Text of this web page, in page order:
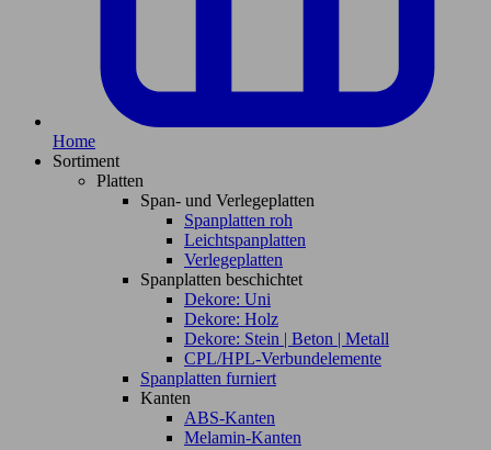
Home
Sortiment
Platten
Span- und Verlegeplatten
Spanplatten roh
Leichtspanplatten
Verlegeplatten
Spanplatten beschichtet
Dekore: Uni
Dekore: Holz
Dekore: Stein | Beton | Metall
CPL/HPL-Verbundelemente
Spanplatten furniert
Kanten
ABS-Kanten
Melamin-Kanten